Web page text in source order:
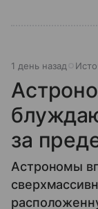
1 день назад
за
Астрономы